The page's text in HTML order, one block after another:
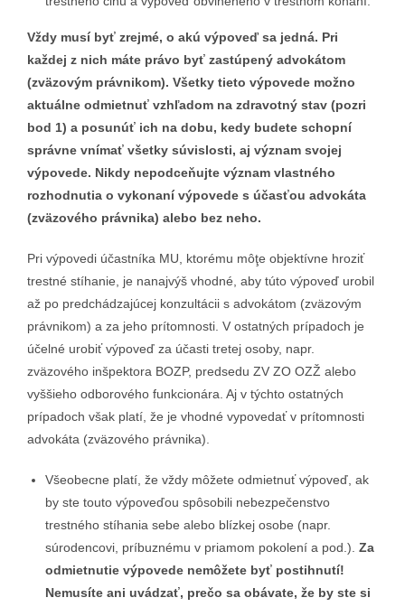
Vždy musí byť zrejmé, o akú výpoveď sa jedná. Pri
každej z nich máte právo byť zastúpený advokátom
(zväzovým právnikom). Všetky tieto výpovede možno
aktuálne odmietnuť vzhľadom na zdravotný stav (pozri
bod 1) a posunúť ich na dobu, kedy budete schopní
správne vnímať všetky súvislosti, aj význam svojej
výpovede. Nikdy nepodceňujte význam vlastného
rozhodnutia o vykonaní výpovede s účasťou advokáta
(zväzového právnika) alebo bez neho.
Pri výpovedi účastníka MU, ktorému môţe objektívne hroziť
trestné stíhanie, je nanajvýš vhodné, aby túto výpoveď urobil
až po predchádzajúcej konzultácii s advokátom (zväzovým
právnikom) a za jeho prítomnosti. V ostatných prípadoch je
účelné urobiť výpoveď za účasti tretej osoby, napr.
zväzového inšpektora BOZP, predsedu ZV ZO OZŽ alebo
vyššieho odborového funkcionára. Aj v týchto ostatných
prípadoch však platí, že je vhodné vypovedať v prítomnosti
advokáta (zväzového právnika).
Všeobecne platí, že vždy môžete odmietnuť výpoveď, ak
by ste touto výpoveďou spôsobili nebezpečenstvo
trestného stíhania sebe alebo blízkej osobe (napr.
súrodencovi, príbuznému v priamom pokolení a pod.). Za
odmietnutie výpovede nemôžete byť postihnutí!
Nemusíte ani uvádzať, prečo sa obávate, že by ste si